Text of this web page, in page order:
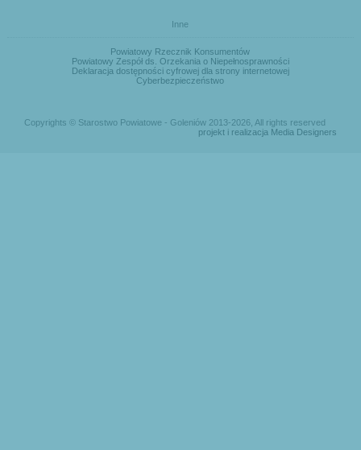
Inne
Powiatowy Rzecznik Konsumentów
Powiatowy Zespół ds. Orzekania o Niepełnosprawności
Deklaracja dostępności cyfrowej dla strony internetowej
Cyberbezpieczeństwo
Copyrights © Starostwo Powiatowe - Goleniów 2013-2026, All rights reserved
projekt i realizacja Media Designers